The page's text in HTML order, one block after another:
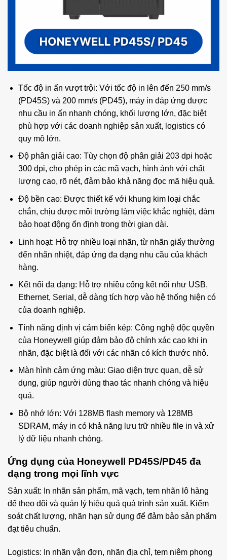
Tốc độ in ấn vượt trội: Với tốc độ in lên đến 250 mm/s
(PD45S) và 200 mm/s (PD45), máy in đáp ứng được
nhu cầu in ấn nhanh chóng, khối lượng lớn, đặc biệt
phù hợp với các doanh nghiệp sản xuất, logistics có
quy mô lớn.
Độ phân giải cao: Tùy chọn độ phân giải 203 dpi hoặc
300 dpi, cho phép in các mã vạch, hình ảnh với chất
lượng cao, rõ nét, đảm bảo khả năng đọc mã hiệu quả.
Độ bền cao: Được thiết kế với khung kim loại chắc
chắn, chịu được môi trường làm việc khắc nghiệt, đảm
bảo hoạt động ổn định trong thời gian dài.
Linh hoạt: Hỗ trợ nhiều loại nhãn, từ nhãn giấy thường
đến nhãn nhiệt, đáp ứng đa dạng nhu cầu của khách
hàng.
Kết nối đa dạng: Hỗ trợ nhiều cổng kết nối như USB,
Ethernet, Serial, dễ dàng tích hợp vào hệ thống hiện có
của doanh nghiệp.
Tính năng định vị cảm biến kép: Công nghệ độc quyền
của Honeywell giúp đảm bảo độ chính xác cao khi in
nhãn, đặc biệt là đối với các nhãn có kích thước nhỏ.
Màn hình cảm ứng màu: Giao diện trực quan, dễ sử
dụng, giúp người dùng thao tác nhanh chóng và hiệu
quả.
Bộ nhớ lớn: Với 128MB flash memory và 128MB
SDRAM, máy in có khả năng lưu trữ nhiều file in và xử
lý dữ liệu nhanh chóng.
Ứng dụng của Honeywell PD45S/PD45 đa
dạng trong mọi lĩnh vực
Sản xuất: In nhãn sản phẩm, mã vạch, tem nhãn lô hàng
để theo dõi và quản lý hiệu quả quá trình sản xuất. Kiểm
soát chất lượng, nhãn hạn sử dụng để đảm bảo sản phẩm
đạt tiêu chuẩn.
Logistics: In nhãn vận đơn, nhãn địa chỉ, tem niêm phong